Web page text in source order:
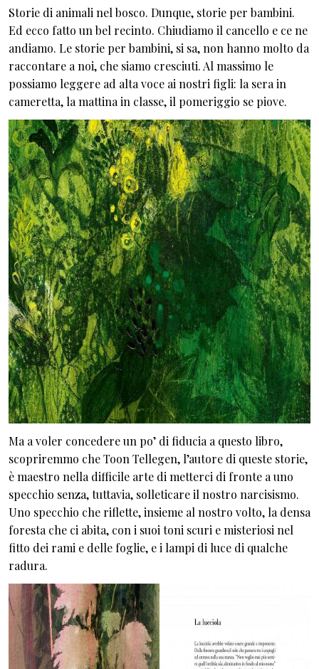
Storie di animali nel bosco. Dunque, storie per bambini.
Ed ecco fatto un bel recinto. Chiudiamo il cancello e ce ne
andiamo. Le storie per bambini, si sa, non hanno molto da
raccontare a noi, che siamo cresciuti. Al massimo le
possiamo leggere ad alta voce ai nostri figli: la sera in
cameretta, la mattina in classe, il pomeriggio se piove.
Ma a voler concedere un po’ di fiducia a questo libro,
scopriremmo che Toon Tellegen, l’autore di queste storie,
è maestro nella difficile arte di metterci di fronte a uno
specchio senza, tuttavia, solleticare il nostro narcisismo.
Uno specchio che riflette, insieme al nostro volto, la densa
foresta che ci abita, con i suoi toni scuri e misteriosi nel
fitto dei rami e delle foglie, e i lampi di luce di qualche
radura.